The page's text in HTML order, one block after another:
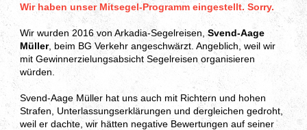
Wir haben unser Mitsegel-Programm eingestellt. Sorry.
Wir wurden 2016 von Arkadia-Segelreisen,Svend-Aage
Müller, beim BG Verkehr angeschwärzt. Angeblich, weil wir
mit Gewinnerzielungsabsicht Segelreisen organisieren
würden.
Svend-Aage Müller hat uns auch mit Richtern und hohen
Strafen, Unterlassungserklärungen und dergleichen gedroht,
weil er dachte, wir hätten negative Bewertungen auf seiner